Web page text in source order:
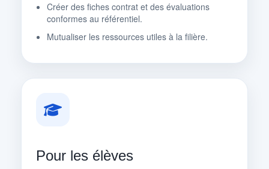
Créer des fiches contrat et des évaluations
conformes au référentiel.
Mutualiser les ressources utiles à la filière.
Pour les élèves